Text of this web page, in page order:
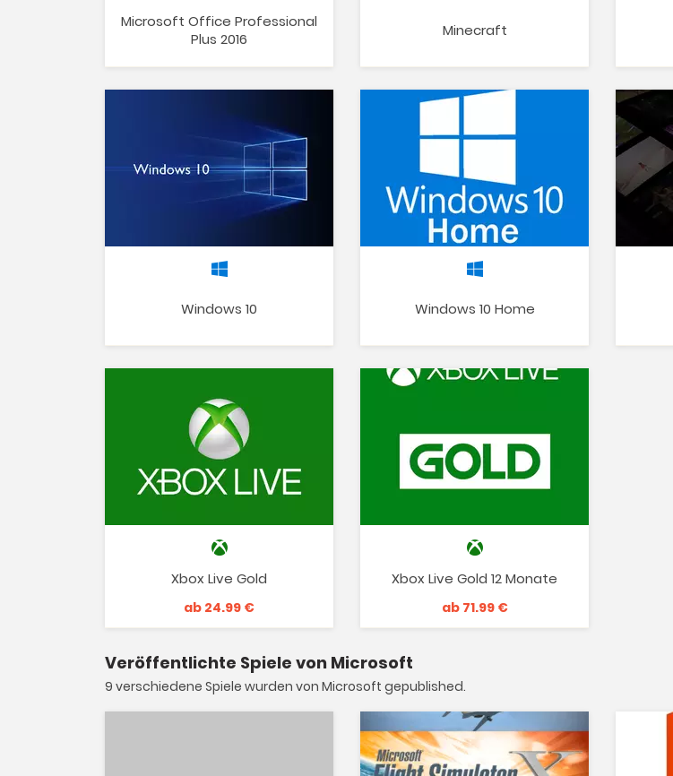
Microsoft Office Professional
Plus 2016
Minecraft
Windows 10 Windows 10 Home
Xbox Live Gold
ab 24.99 €
Xbox Live Gold 12 Monate
ab 71.99 €
Veröffentlichte Spiele von Microsoft
9 verschiedene Spiele wurden von Microsoft gepublished.